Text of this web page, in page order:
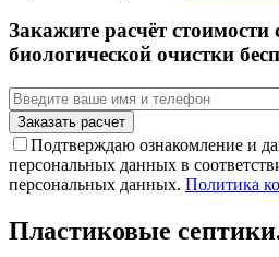
Закажите расчёт стоимости
биологической очистки
Подтверждаю ознакомление и
персональных данных в
персональных данных. Политика
Пластиковые